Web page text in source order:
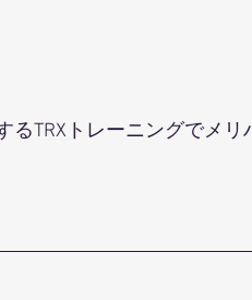
TRXトレーニングでメリ